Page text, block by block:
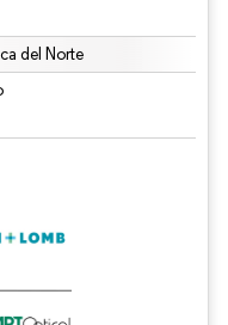
del Norte
atribución según CC BY 4.0.